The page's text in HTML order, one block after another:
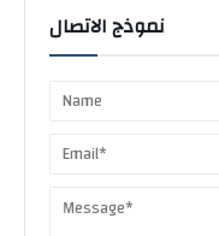
نموذج الاتصال